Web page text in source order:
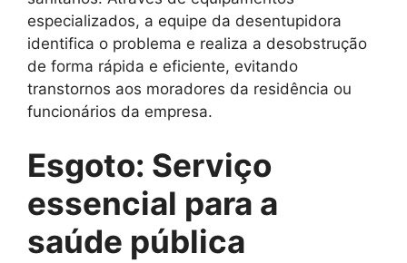
especializados, a equipe da desentupidora
identifica o problema e realiza a desobstrução
de forma rápida e eficiente, evitando
transtornos aos moradores da residência ou
funcionários da empresa.
Esgoto: Serviço
essencial para a
saúde pública